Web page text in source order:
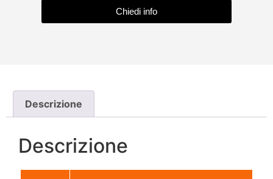
Chiedi info
Descrizione
Descrizione